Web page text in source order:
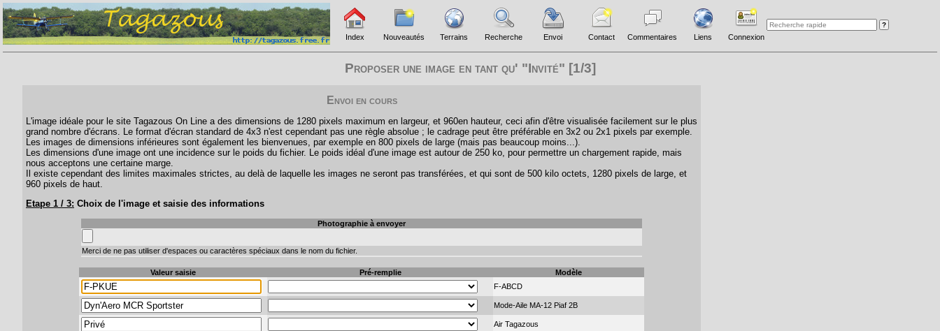
Index Nouveautés Terrains Recherche Envoi Contact Commentaires Liens Connexion
Proposer une image en tant qu' "Invité" [1/3]
Envoi en cours
L'image idéale pour le site Tagazous On Line a des dimensions de 1280 pixels maximum en largeur, et 960en hauteur, ceci afin d'être visualisée facilement sur le plus
grand nombre d'écrans. Le format d'écran standard de 4x3 n'est cependant pas une règle absolue ; le cadrage peut être préférable en 3x2 ou 2x1 pixels par exemple.
Les images de dimensions inférieures sont également les bienvenues, par exemple en 800 pixels de large (mais pas beaucoup moins...).
Les dimensions d'une image ont une incidence sur le poids du fichier. Le poids idéal d'une image est autour de 250 ko, pour permettre un chargement rapide, mais
nous acceptons une certaine marge.
Il existe cependant des limites maximales strictes, au delà de laquelle les images ne seront pas transférées, et qui sont de 500 kilo octets, 1280 pixels de large, et
960 pixels de haut.
Etape 1 / 3: Choix de l'image et saisie des informations
Photographie à envoyer
Merci de ne pas utiliser d'espaces ou caractères spéciaux dans le nom du fichier.
Valeur saisie Pré-remplie
Modèle
F-ABCD
Mode-Aile MA-12 Piaf 2B
Air Tagazous